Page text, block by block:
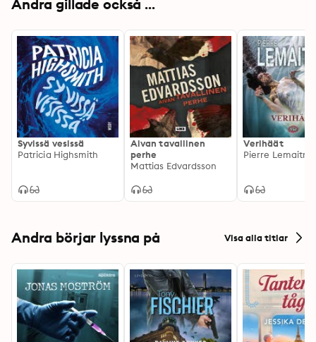
Andra gillade också ...
Syvissä vesissä
Patricia Highsmith
Aivan tavallinen
perhe
Mattias Edvardsson
Verihäät
Pierre Lemaitre
Andra börjar lyssna på Visa alla titlar